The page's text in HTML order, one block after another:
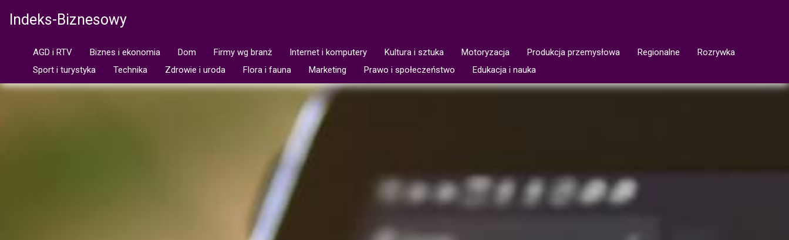
Indeks-Biznesowy
AGD i RTV Biznes i ekonomia Dom Firmy wg branż Internet i komputery Kultura i sztuka Motoryzacja Produkcja przemysłowa Regionalne
Rozrywka
Sport i turystyka
Technika Zdrowie i uroda Flora i fauna Marketing Prawo i społeczeństwo Edukacja i nauka